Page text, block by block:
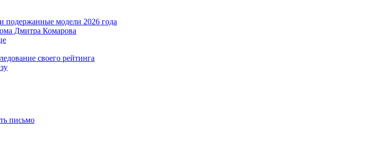
подержанные модели 2026 года
Дмитра Комарова
своего рейтинга
письмо